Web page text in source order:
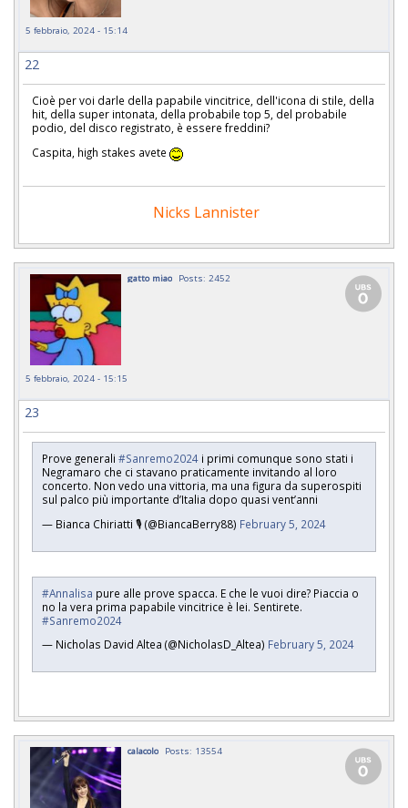
5 febbraio, 2024 - 15:14
22
Cioè per voi darle della papabile vincitrice, dell'icona di stile, della
hit, della super intonata, della probabile top 5, del probabile
podio, del disco registrato, è essere freddini?
Caspita, high stakes avete
Nicks Lannister
gatto miao Posts: 2452
5 febbraio, 2024 - 15:15
23
Prove generali #Sanremo2024 i primi comunque sono stati i
Negramaro che ci stavano praticamente invitando al loro
concerto. Non vedo una vittoria, ma una figura da superospiti
sul palco più importante d’Italia dopo quasi vent’anni
— Bianca Chiriatti 🎙 (@BiancaBerry88) February 5, 2024
#Annalisa pure alle prove spacca. E che le vuoi dire? Piaccia o
no la vera prima papabile vincitrice è lei. Sentirete.
#Sanremo2024
— Nicholas David Altea (@NicholasD_Altea) February 5, 2024
calacolo Posts: 13554